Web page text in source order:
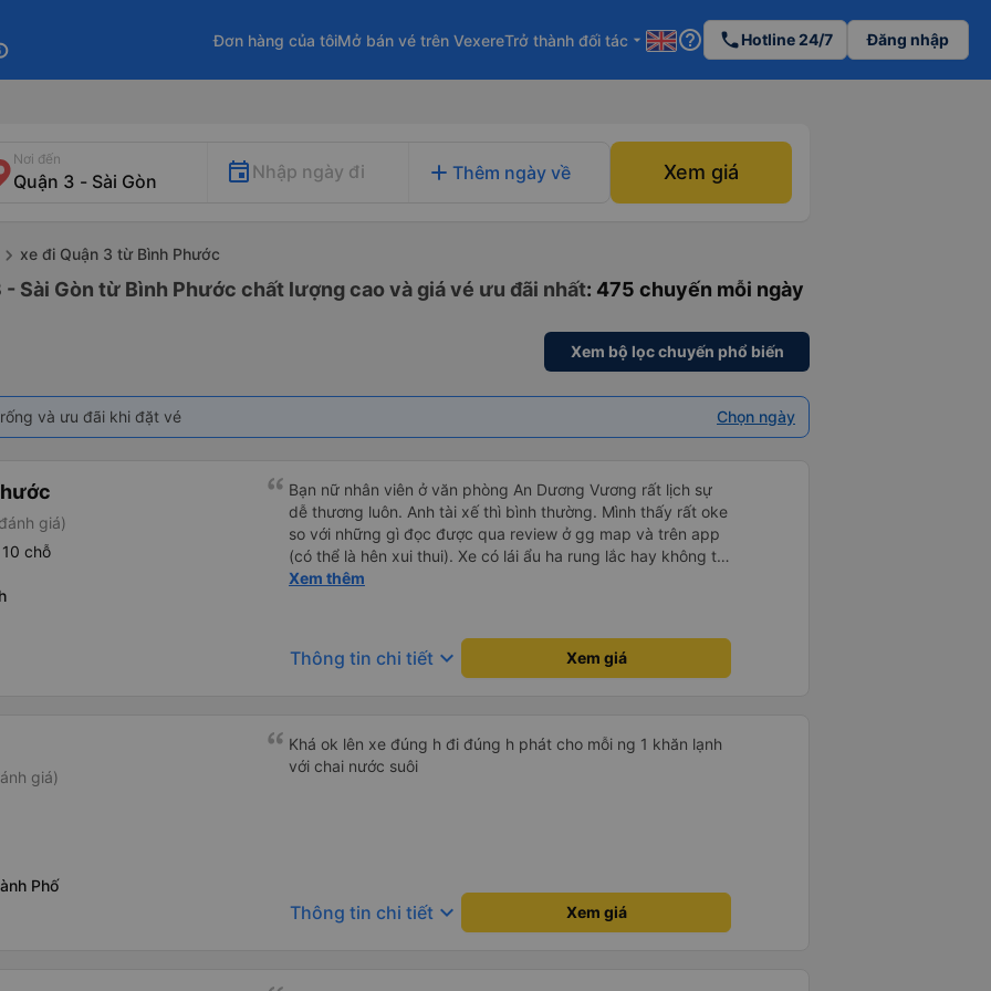
Đơn hàng của tôiMở bán vé trên VexereTrở thành đối tác arrow_drop_down help_outline phoneHotline 24/7 Đăng nhập
Nơi đến
Nhập ngày đi add Thêm ngày về Xem giá
xe đi Quận 3 từ Bình Phước
Sài Gòn từ Bình Phước chất lượng cao và giá vé ưu đãi nhất: 475 chuyến mỗi ngày
Xem bộ lọc chuyến phổ biến
và ưu đãi khi đặt vé Chọn ngày
giá)
chỗ
Bạn nữ nhân viên ở văn phòng An Dương Vương rất lịch sự
dễ thương luôn. Anh tài xế thì bình thường. Mình thấy rất oke
so với những gì đọc được qua review ở gg map và trên app
(có thể là hên xui thui). Xe có lái ẩu ha rung lắc hay không thì
cũng ko rõ tại mình say xe nên ngủ ko à
Xem thêm
Thông tin chi tiết keyboard_arrow_down Xem giá
giá)
Phố
Khá ok lên xe đúng h đi đúng h phát cho mỗi ng 1 khăn lạnh
với chai nước suôi
Thông tin chi tiết keyboard_arrow_down Xem giá